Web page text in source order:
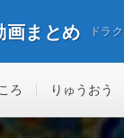
画まとめ ドラ
ろ りゅうおう